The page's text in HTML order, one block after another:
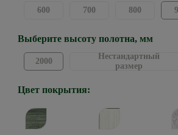
600 700 800
Выберите высоту полотна, мм
2000
Нестандартный
размер
Цвет покрытия: